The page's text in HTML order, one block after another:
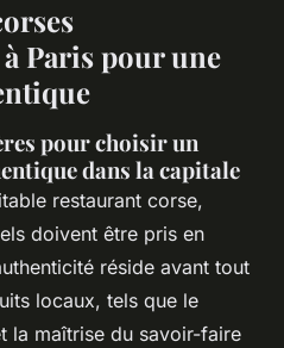
Paris pour une
pour choisir un
dans la capitale
restaurant corse,
doivent être pris en
réside avant tout
locaux, tels que le
la maîtrise du savoir-faire